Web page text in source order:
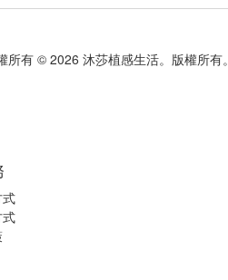
所有 © 2026 沐莎植感生活。版權所有。